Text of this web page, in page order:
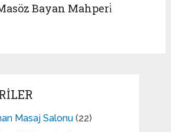
Bayan Mahperi̇
Masaj Salonu(22)